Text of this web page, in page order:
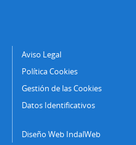
Aviso Legal
Política Cookies
Gestión de las Cookies
Datos Identificativos
Diseño Web IndalWeb